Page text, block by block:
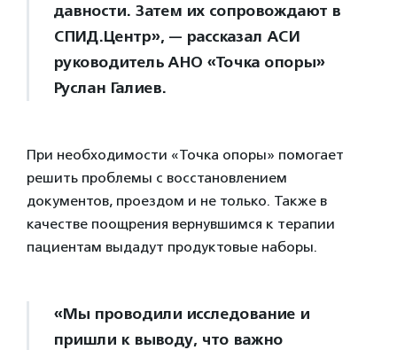
давности. Затем их сопровождают в
СПИД.Центр», — рассказал АСИ
руководитель АНО «Точка опоры»
Руслан Галиев.
При необходимости «Точка опоры» помогает
решить проблемы с восстановлением
документов, проездом и не только. Также в
качестве поощрения вернувшимся к терапии
пациентам выдадут продуктовые наборы.
«Мы проводили исследование и
пришли к выводу, что важно